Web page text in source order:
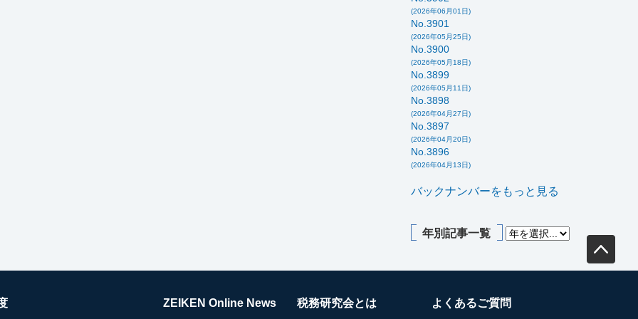
(2026年06月01日)
No.3901
(2026年05月25日)
No.3900
(2026年05月18日)
No.3899
(2026年05月11日)
No.3898
(2026年04月27日)
No.3897
(2026年04月20日)
No.3896
(2026年04月13日)
バックナンバーをもっと見る
年別記事一覧
ZEIKEN Online News 税務研究会とは よくあるご質問